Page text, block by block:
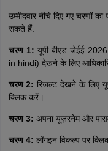
उम्मीदवार नीचे दिए गए चरणों
सकते हैं:
चरण 1: यूपी बीएड जेईई
in hindi) देखने के लिए
चरण 2:रिजल्ट देखने के लिए
क्लिक करें।
चरण 3: अपना यूज़रनेम और
चरण 4: लॉगइन विकल्प पर